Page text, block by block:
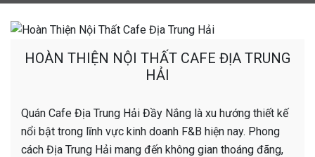
HOÀN THIỆN NỘI THẤT CAFE ĐỊA TRUNG
HẢI
Quán Cafe Địa Trung Hải Đầy Nắng là xu hướng thiết kế
nổi bật trong lĩnh vực kinh doanh F&B hiện nay. Phong
cách Địa Trung Hải mang đến không gian thoáng đãng,